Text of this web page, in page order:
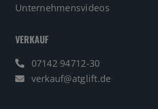
Unternehmensvideos
VERKAUF
07142 94712-30
verkauf@atglift.de